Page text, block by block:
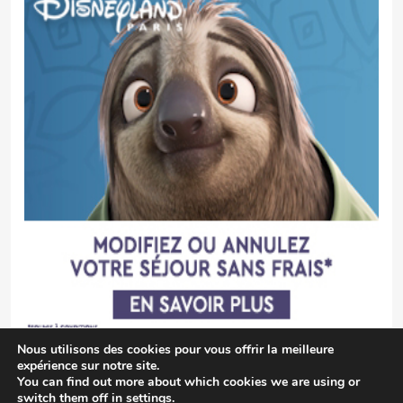
Nous utilisons des cookies pour vous offrir la meilleure
expérience sur notre site.
You can find out more about which cookies we are using or
switch them off in settings.